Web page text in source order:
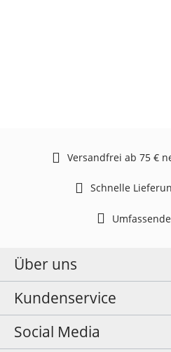
Versandfrei ab 75 €
Schnelle
Über uns
Kundenservice
Social Media